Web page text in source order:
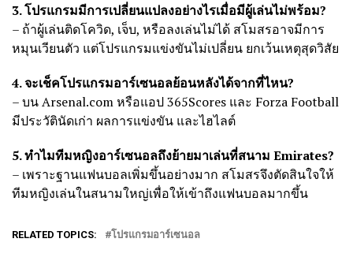
3. โปรแกรมมีการเปลี่ยนแปลงอย่างไรเมื่อมีผู้เล่นไม่พร้อม?
– ถ้าผู้เล่นติดโควิด, เจ็บ, หรือลงเล่นไม่ได้ สโมสรอาจมีการ
หมุนเวียนตัว แต่โปรแกรมแข่งขันไม่เปลี่ยน ยกเว้นเหตุสุดวิสัย
4. จะเช็คโปรแกรมอาร์เซนอลย้อนหลังได้จากที่ไหน?
– บน Arsenal.com หรือแอป 365Scores และ Forza Football
มีประวัตินัดเก่า ผลการแข่งขัน และไฮไลต์
5. ทำไมทีมหญิงอาร์เซนอลถึงย้ายมาเล่นที่สนาม Emirates?
– เพราะฐานแฟนบอลเพิ่มขึ้นอย่างมาก สโมสรจึงตัดสินใจให้
ทีมหญิงเล่นในสนามใหญ่เพื่อให้เข้าถึงแฟนบอลมากขึ้น
RELATED TOPICS: โปรแกรมอาร์เซนอล